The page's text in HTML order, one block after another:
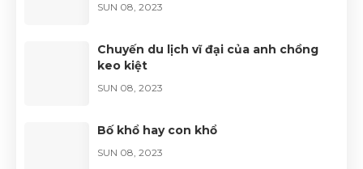
SUN 08, 2023
Chuyến du lịch vĩ đại của anh chồng
keo kiệt
SUN 08, 2023
Bố khổ hay con khổ
SUN 08, 2023